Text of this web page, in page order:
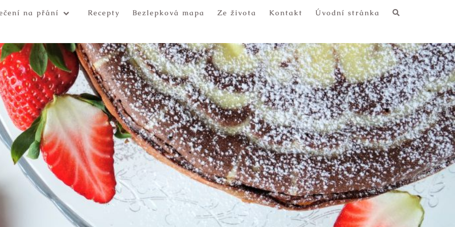
na přání Recepty Bezlepková mapa Ze života Kontakt Úvodní stránka